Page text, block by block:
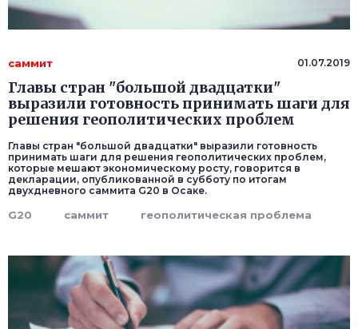
саммит 01.07.2019
Главы стран "большой двадцатки"
выразили готовность принимать шаги для
решения геополитических проблем
Главы стран "большой двадцатки" выразили готовность
принимать шаги для решения геополитических проблем,
которые мешают экономическому росту, говорится в
декларации, опубликованной в субботу по итогам
двухдневного саммита G20 в Осаке.
G20 саммит геополитическая проблема